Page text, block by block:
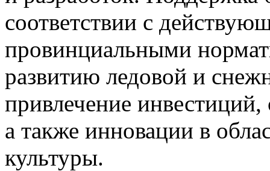
соответствии с
провинциальными
развитию ледовой и
привлечение инвестиций,
а также инновации в
культуры.